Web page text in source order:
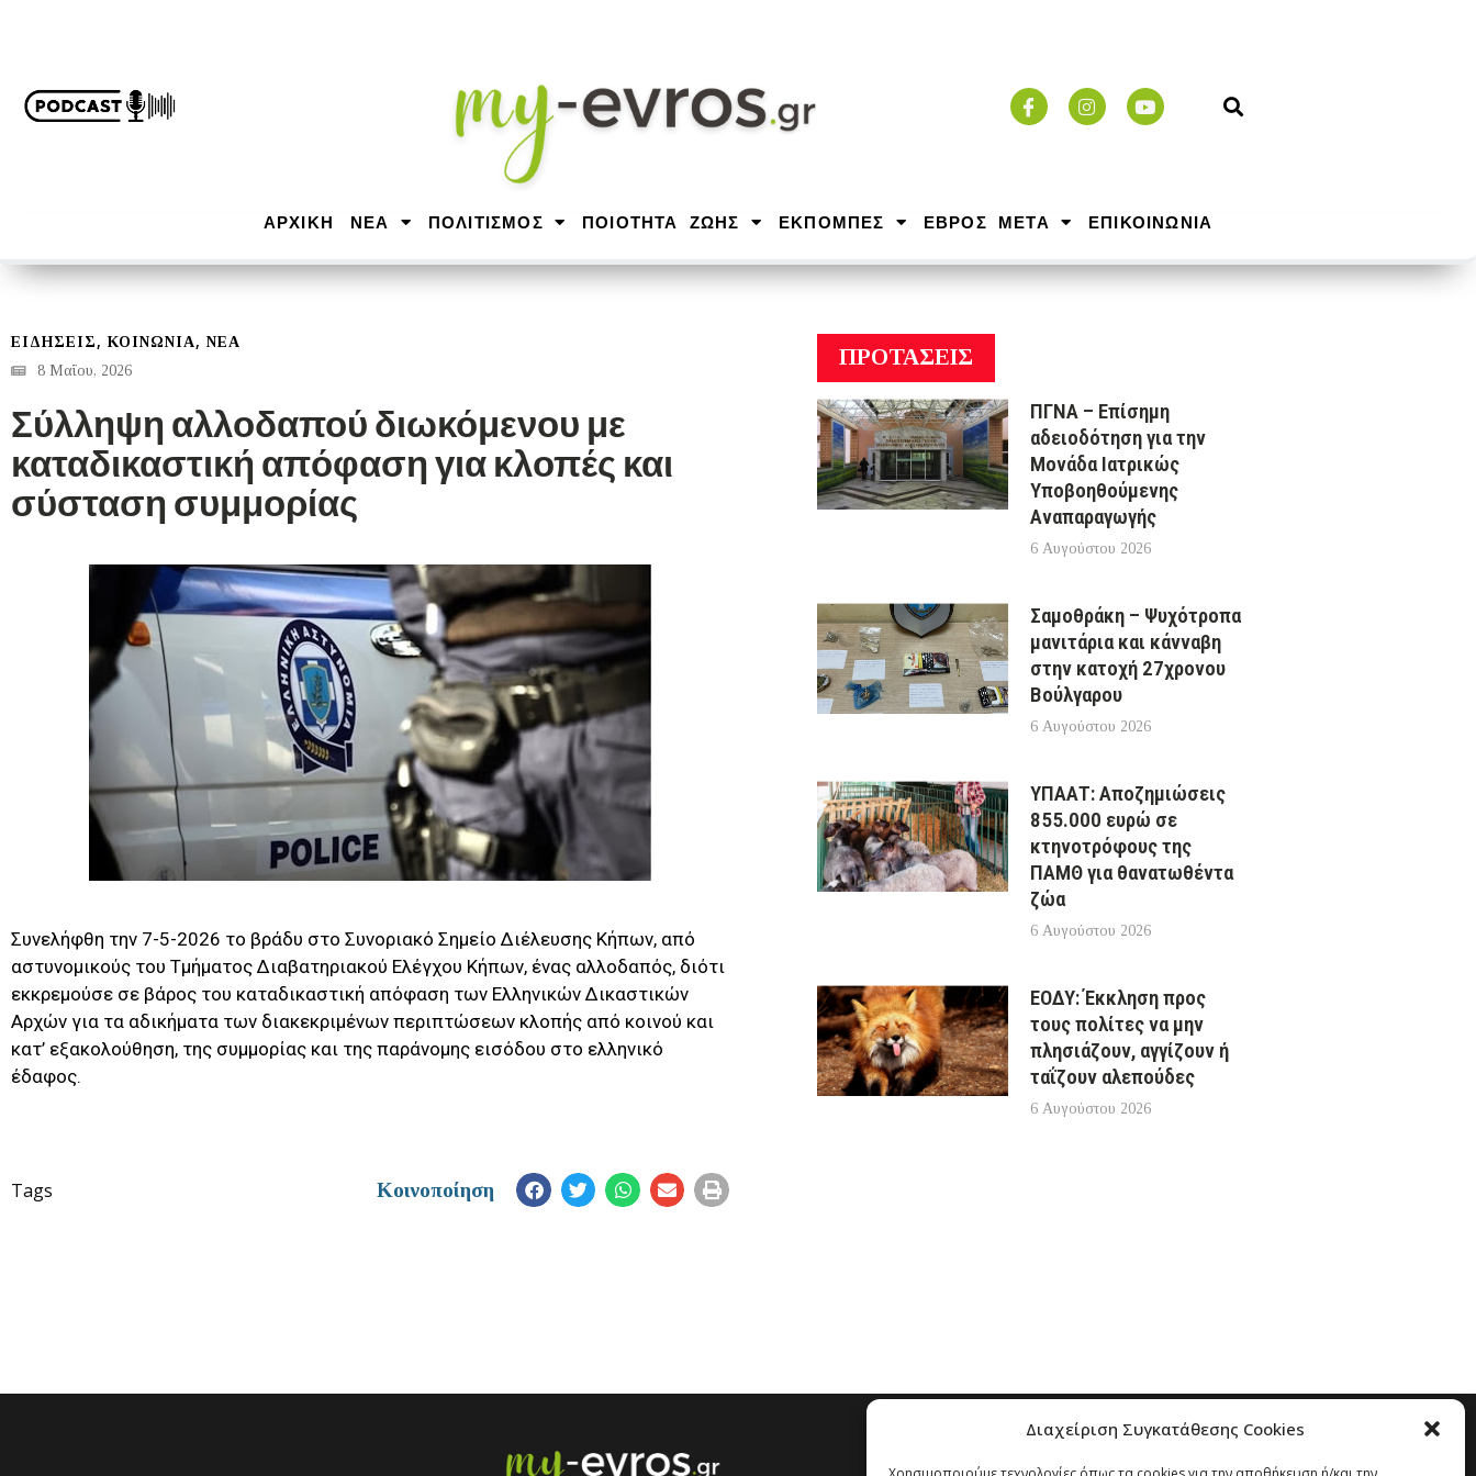
Διαχείριση Συγκατάθεσης Cookies
ΑΡΧΙΚΉ ΝΕΑ ΠΟΛΙΤΙΣΜΟΣ ΠΟΙΟΤΗΤΑ ΖΩΗΣ ΕΚΠΟΜΠΕΣ ΕΒΡΟΣ ΜΕΤΑ ΕΠΙΚΟΙΝΩΝΙΑ
ΕΙΔΗΣΕΙΣ ,ΚΟΙΝΩΝΙΑ, ΝΕΑ
8 Μαΐου, 2026
Σύλληψη αλλοδαπού διωκόμενου με
καταδικαστική απόφαση για κλοπές και
σύσταση συμμορίας
Συνελήφθη την 7-5-2026 το βράδυ στο Συνοριακό Σημείο Διέλευσης Κήπων, από
αστυνομικούς του Τμήματος Διαβατηριακού Ελέγχου Κήπων, ένας αλλοδαπός, διότι
εκκρεμούσε σε βάρος του καταδικαστική απόφαση των Ελληνικών Δικαστικών
Αρχών για τα αδικήματα των διακεκριμένων περιπτώσεων κλοπής από κοινού και
κατ’ εξακολούθηση, της συμμορίας και της παράνομης εισόδου στο ελληνικό
έδαφος.
Tags Κοινοποίηση
ΠΡΟΤΑΣΕΙΣ
ΠΓΝΑ – Επίσημη
αδειοδότηση για την
Μονάδα Ιατρικώς
Υποβοηθούμενης
Αναπαραγωγής
6 Αυγούστου 2026
Σαμοθράκη – Ψυχότροπα
μανιτάρια και κάνναβη
στην κατοχή 27χρονου
Βούλγαρου
6 Αυγούστου 2026
ΥΠΑΑΤ: Αποζημιώσεις
855.000 ευρώ σε
κτηνοτρόφους της
ΠΑΜΘ για θανατωθέντα
ζώα
6 Αυγούστου 2026
ΕΟΔΥ: Έκκληση προς
τους πολίτες να μην
πλησιάζουν, αγγίζουν ή
ταΐζουν αλεπούδες
6 Αυγούστου 2026